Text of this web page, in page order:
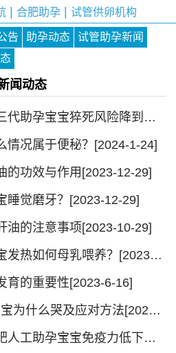
| 合肥助孕| 试管供卵机构
告 助孕动态
试管助孕新闻
闻动态
怎么做能将新生合肥三代助孕宝宝猝死风险降到最低？[2024-1-24]
情况属于便秘？[2024-1-24]
的功效与作用[2023-12-29]
睡觉磨牙？[2023-12-29]
油的注意事项[2023-10-29]
新生合肥人工助孕宝宝发热如何母乳喂养？[2023-10-27]
育的重要性[2023-6-16]
1-2岁合肥三代助孕宝宝为什么哭及应对方法[2023-6-8]
为什么缺锌会导致合肥人工助孕宝宝免疫力低下？[2023-5-15]